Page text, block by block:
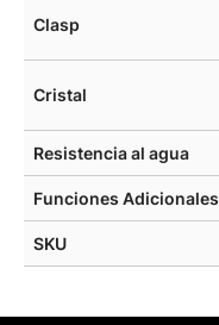
Clasp
Cristal
Resistencia al agua
Funciones Adicionales
SKU